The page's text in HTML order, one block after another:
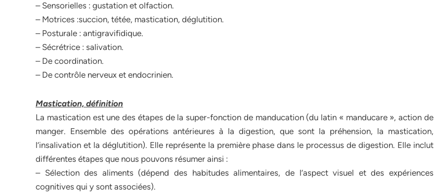
– Sensorielles : gustation et olfaction.
– Motrices :succion, tétée, mastication, déglutition.
– Posturale : antigravifidique.
– Sécrétrice : salivation.
– De coordination.
– De contrôle nerveux et endocrinien.
Mastication, définition
La mastication est une des étapes de la super-fonction de manducation (du latin « manducare », action de
manger. Ensemble des opérations antérieures à la digestion, que sont la préhension, la mastication,
l’insalivation et la déglutition). Elle représente la première phase dans le processus de digestion. Elle inclut
différentes étapes que nous pouvons résumer ainsi :
– Sélection des aliments (dépend des habitudes alimentaires, de l’aspect visuel et des expériences
cognitives qui y sont associées).